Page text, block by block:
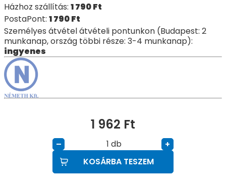
Házhoz szállítás: 1 790Ft
PostaPont: 1 790Ft
Személyes átvétel átvételi pontunkon (Budapest: 2
munkanap, ország többi része: 3-4 munkanap):
ingyenes
1 962 Ft
– db
+
KOSÁRBA TESZEM